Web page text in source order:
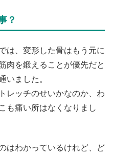
？
は、変形した骨はもう元に
肉を鍛えることが優先だと
ました。
レッチのせいかなのか、わ
も痛い所はなくなりまし
はわかっているけれど、ど